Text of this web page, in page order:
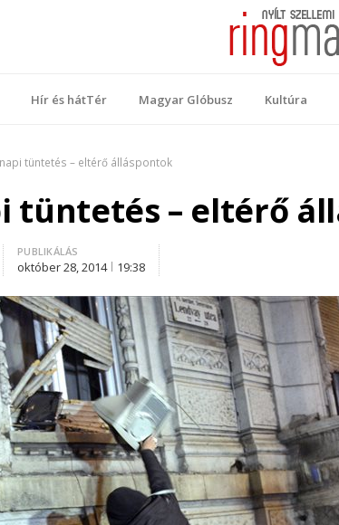
Hír és hátTér Magyar Glóbusz Kultúra
tüntetés – eltérő álláspontok
tüntetés – eltérő
PUBLIKÁLÁS
október 28, 2014 19:38